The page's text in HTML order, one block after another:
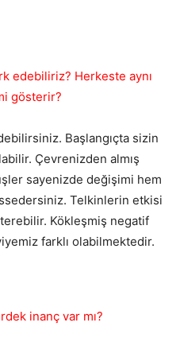
edebiliriz? Herkeste aynı
gösterir?
Başlangıçta sizin
Çevrenizden almış
sayenizde değişimi hem
Telkinlerin etkisi
Kökleşmiş negatif
farklı olabilmektedir.
inanç var mı?